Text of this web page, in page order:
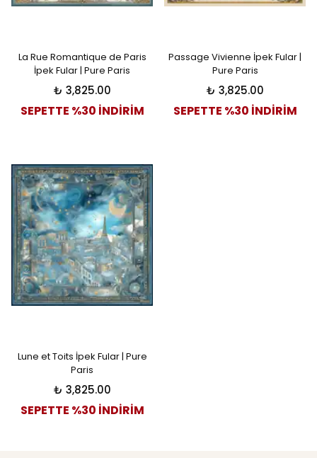
La Rue Romantique de Paris
İpek Fular | Pure Paris
₺ 3,825.00
SEPETTE %30 İNDİRİM
Passage Vivienne İpek Fular |
Pure Paris
₺ 3,825.00
SEPETTE %30 İNDİRİM
Lune et Toits İpek Fular | Pure
Paris
₺ 3,825.00
SEPETTE %30 İNDİRİM